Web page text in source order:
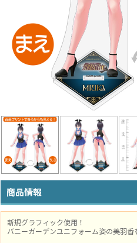
商品情報
新規グラフィック使用！
バニーガーデンユニフォーム姿の美羽香